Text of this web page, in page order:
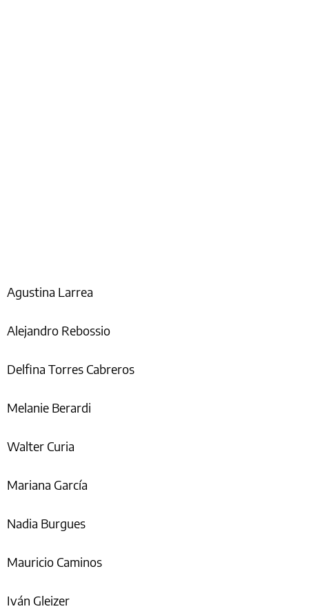
Agustina Larrea
Alejandro Rebossio
Delfina Torres Cabreros
Melanie Berardi
Walter Curia
Mariana García
Nadia Burgues
Mauricio Caminos
Iván Gleizer